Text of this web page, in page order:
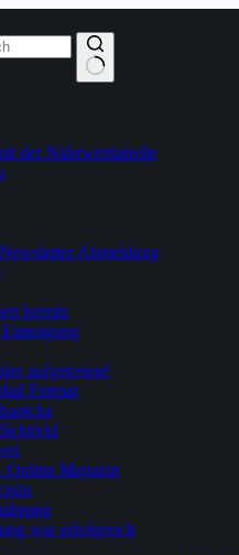
der Nährwerttabelle
Abmeldung
bereits
aufgetreten!
Format
Online Magazin
war erfolgreich